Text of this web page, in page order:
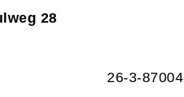
28
26-3-87004